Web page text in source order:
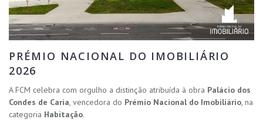
PRÉMIO NACIONAL DO IMOBILIÁRIO
2026
A FCM celebra com orgulho a distinção atribuída à obra Palácio dos
Condes de Caria, vencedora do Prémio Nacional do Imobiliário, na
categoria Habitação.